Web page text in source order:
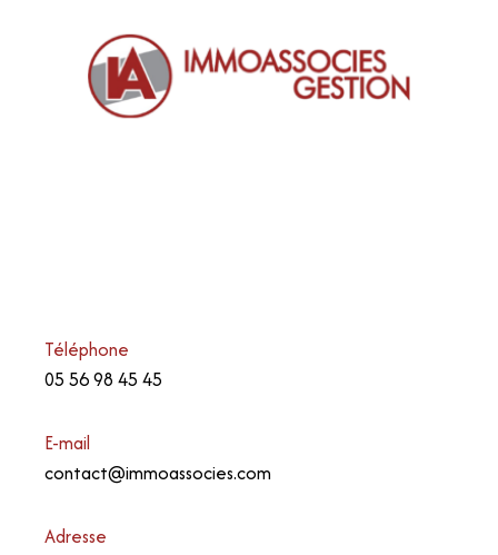
Téléphone
05 56 98 45 45
E-mail
contact@immoassocies.com
Adresse